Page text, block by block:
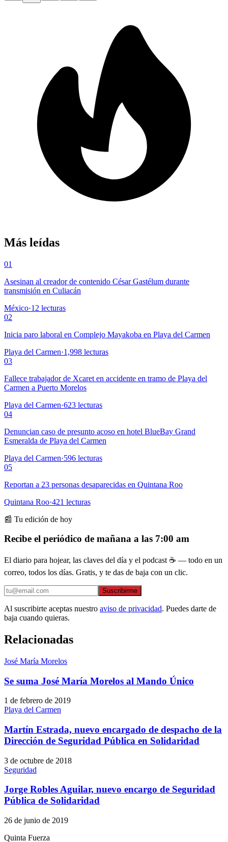
Más leídas
01
Asesinan al creador de contenido César Gastélum durante
transmisión en Culiacán
México·12 lecturas
02
Inicia paro laboral en Complejo Mayakoba en Playa del Carmen
Playa del Carmen·1,998 lecturas
03
Fallece trabajador de Xcaret en accidente en tramo de Playa del
Carmen a Puerto Morelos
Playa del Carmen·623 lecturas
04
Denuncian caso de presunto acoso en hotel BlueBay Grand
Esmeralda de Playa del Carmen
Playa del Carmen·596 lecturas
05
Reportan a 23 personas desaparecidas en Quintana Roo
Quintana Roo·421 lecturas
📰 Tu edición de hoy
Recibe el periódico de mañana a las 7:00 am
El diario para hojear, las claves del día y el podcast ☕ — todo en un
correo, todos los días. Gratis, y te das de baja con un clic.
Suscribirme
Al suscribirte aceptas nuestro aviso de privacidad. Puedes darte de
baja cuando quieras.
Relacionadas
José María Morelos
Se suma José María Morelos al Mando Único
1 de febrero de 2019
Playa del Carmen
Martín Estrada, nuevo encargado de despacho de la
Dirección de Seguridad Pública en Solidaridad
3 de octubre de 2018
Seguridad
Jorge Robles Aguilar, nuevo encargo de Seguridad
Pública de Solidaridad
26 de junio de 2019
Quinta Fuerza